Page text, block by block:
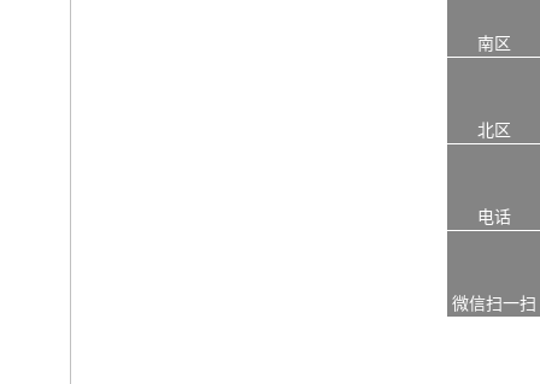
南区
北区
电话
微信扫一扫